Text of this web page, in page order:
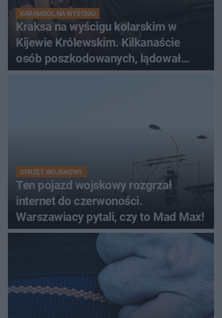
KARAMBOL NA WYŚCIGU
Kraksa na wyścigu kolarskim w
Kijewie Królewskim. Kilkanaście
osób poszkodowanych, lądował
śmigłowiec LPR
SPRZĘT WOJSKOWY
Ten pojazd wojskowy rozgrzał
internet do czerwoności.
Warszawiacy pytali, czy to Mad Max!